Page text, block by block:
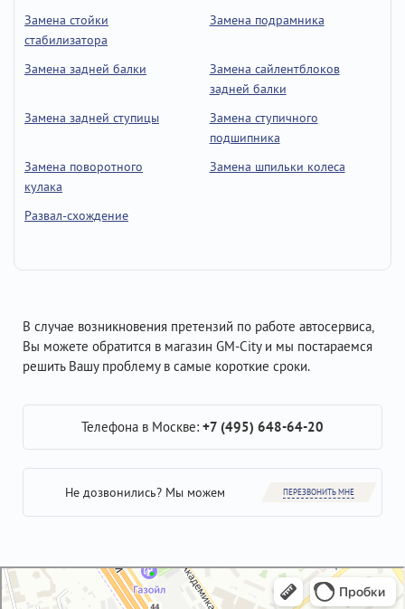
Замена стойки
стабилизатора
Замена подрамника
Замена задней балки
Замена сайлентблоков
задней балки
Замена задней ступицы
Замена ступичного
подшипника
Замена поворотного
кулака
Замена шпильки колеса
Развал-схождение
В случае возникновения претензий по работе автосервиса,
Вы можете обратится в магазин GM-City и мы постараемся
решить Вашу проблему в самые короткие сроки.
Телефона в Москве: +7 (495) 648-64-20
Не дозвонились? Мы можем ПЕРЕЗВОНИТЬ МНЕ
GM-City&VAG-Repair
Автосервис, автотехцентр в Москве
Магазин автозапчастей и автотоваров в Москве